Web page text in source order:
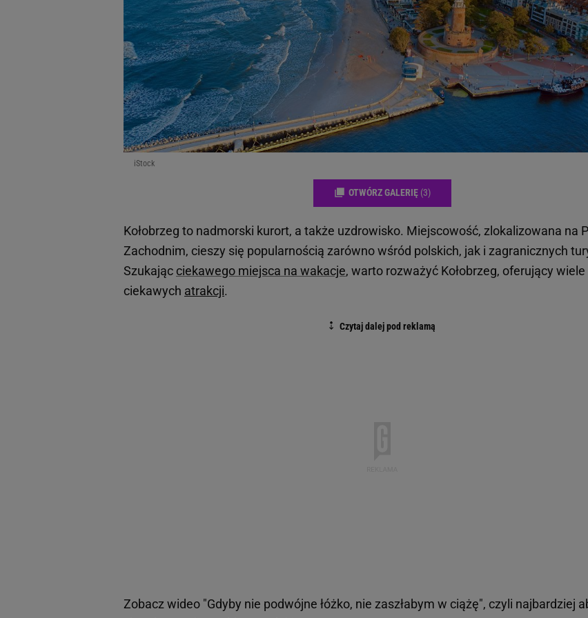
iStock
OTWÓRZ GALERIĘ (3)
Kołobrzeg to nadmorski kurort, a także uzdrowisko. Miejscowość, zlokalizowana na
Zachodnim, cieszy się popularnością zarówno wśród polskich, jak i zagranicznych
Szukając ciekawego miejsca na wakacje, warto rozważyć Kołobrzeg, oferujący wiele
ciekawych atrakcji.
Zobacz wideo "Gdyby nie podwójne łóżko, nie zaszłabym w ciążę", czyli najbardziej